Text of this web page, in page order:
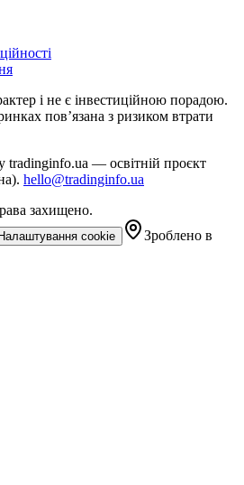
і не є інвестиційною порадою.
повʼязана з ризиком втрати
tradinginfo.ua — освітній проєкт
hello@tradinginfo.ua
захищено.
Налаштування cookie
Зроблено в